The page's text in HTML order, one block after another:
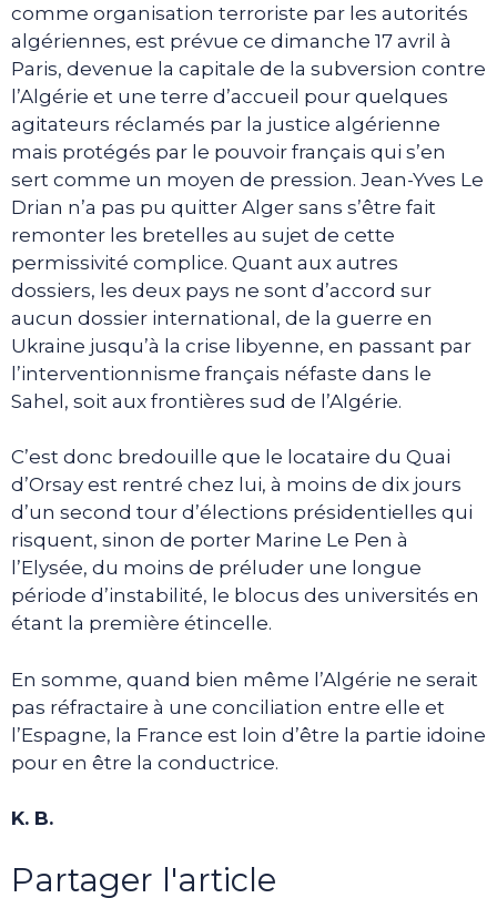
comme organisation terroriste par les autorités
algériennes, est prévue ce dimanche 17 avril à
Paris, devenue la capitale de la subversion contre
l’Algérie et une terre d’accueil pour quelques
agitateurs réclamés par la justice algérienne
mais protégés par le pouvoir français qui s’en
sert comme un moyen de pression. Jean-Yves Le
Drian n’a pas pu quitter Alger sans s’être fait
remonter les bretelles au sujet de cette
permissivité complice. Quant aux autres
dossiers, les deux pays ne sont d’accord sur
aucun dossier international, de la guerre en
Ukraine jusqu’à la crise libyenne, en passant par
l’interventionnisme français néfaste dans le
Sahel, soit aux frontières sud de l’Algérie.
C’est donc bredouille que le locataire du Quai
d’Orsay est rentré chez lui, à moins de dix jours
d’un second tour d’élections présidentielles qui
risquent, sinon de porter Marine Le Pen à
l’Elysée, du moins de préluder une longue
période d’instabilité, le blocus des universités en
étant la première étincelle.
En somme, quand bien même l’Algérie ne serait
pas réfractaire à une conciliation entre elle et
l’Espagne, la France est loin d’être la partie idoine
pour en être la conductrice.
K. B.
Partager l'article